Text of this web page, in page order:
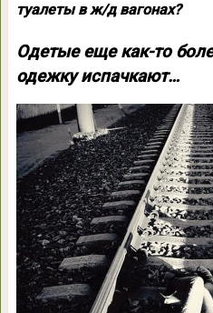
туалеты в ж/д вагонах?
Одетые еще как-то
одежку испачкают…